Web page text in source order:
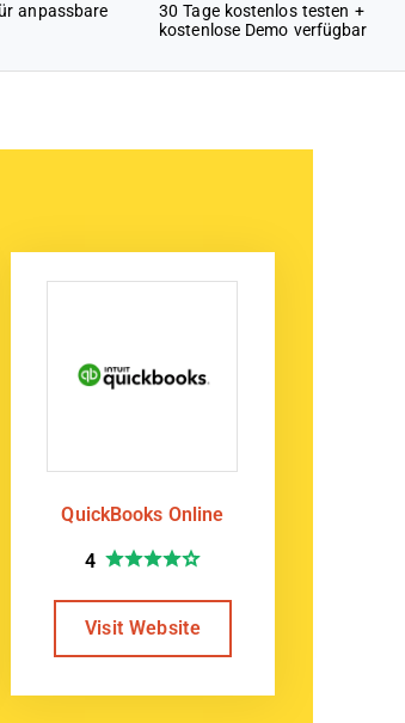
anpassbare
30 Tage kostenlos testen +
kostenlose Demo verfügbar
QuickBooks Online
4
Visit Website